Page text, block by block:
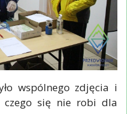
wspólnego zdjęcia i
czego się nie robi dla